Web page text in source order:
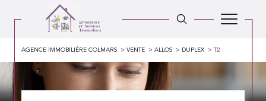
AGENCE IMMOBILIÈRE COLMARS VENTE ALLOS DUPLEX T2